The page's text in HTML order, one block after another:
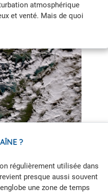
atmosphérique
et venté. Mais de quoi
?
régulièrement utilisée dans
presque aussi souvent
une zone de temps